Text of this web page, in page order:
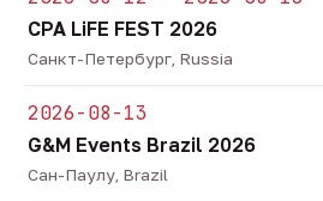
CPA LiFE FEST 2026
Санкт-Петербург, Russia
2026-08-13
G&M Events Brazil 2026
Сан-Паулу, Brazil